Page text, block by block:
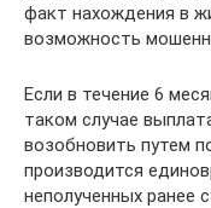
факт нахождения в
возможность
Если в течение 6
таком случае
возобновить путем
производится
неполученных ранее